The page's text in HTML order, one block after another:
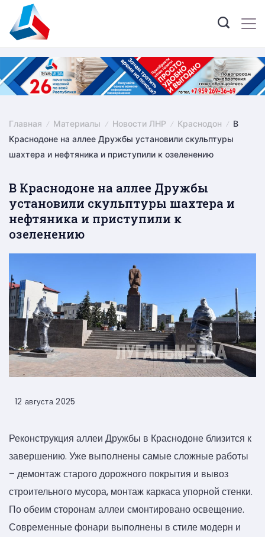
content
Главная Материалы Новости ЛНР Краснодон
В
Краснодоне на аллее Дружбы установили скульптуры
шахтера и нефтяника и приступили к озеленению
В Краснодоне на аллее Дружбы
установили скульптуры шахтера и
нефтяника и приступили к
озеленению
12 августа 2025
Реконструкция аллеи Дружбы в Краснодоне близится к
завершению. Уже выполнены самые сложные работы
– демонтаж старого дорожного покрытия и вывоз
строительного мусора, монтаж каркаса упорной стенки.
По обеим сторонам аллеи смонтировано освещение.
Современные фонари выполнены в стиле модерн и